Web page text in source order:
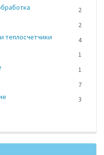
2
2
теплосчетчики
4
1
1
7
3